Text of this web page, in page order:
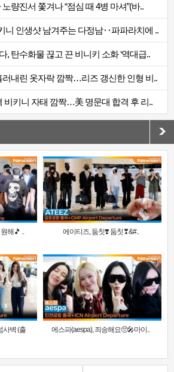
량진서 쫓겨나 “점심 때 4병 마셔”(바..
니 인생샷 남겨주는 다정남‥파파라치에 ..
, 탄수화물 끊고 끈 비니키 소화 ‘역대급..
러내린 옷자락 깜짝…리즈 갱신한 인형 비..
비키니 자태 깜짝…美 명문대 합격 후 리..
해🎵 .. 에이티즈, 둠칫❣️ 둠칫❣&#..
사벽 (출
에스파(aespa), 죄송해요🥺🎤마이..